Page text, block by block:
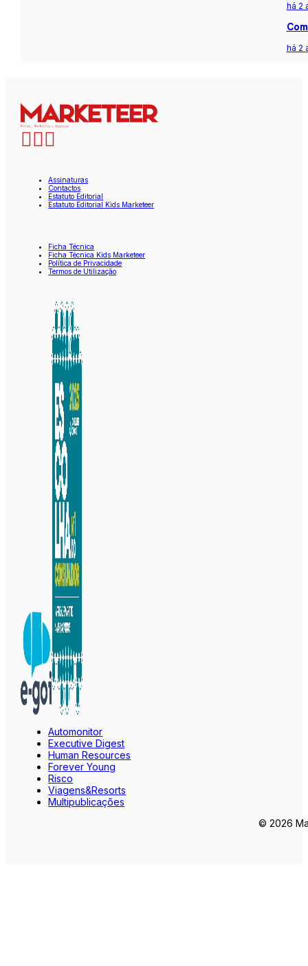
há 2
há 2
Assinaturas
Contactos
Estatuto Editorial
Estatuto Editorial Kids Marketeer
Ficha Técnica
Ficha Técnica Kids Marketeer
Política de Privacidade
Termos de Utilização
Automonitor
Executive Digest
Human Resources
Forever Young
Risco
Viagens&Resorts
Multipublicações
© 2026